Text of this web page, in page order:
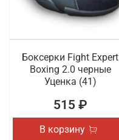
Боксерки Fight Expert
Boxing 2.0 черные
Уценка (41)
515 ₽
В корзину